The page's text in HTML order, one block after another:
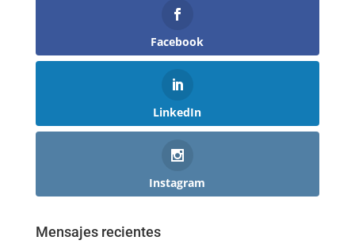
Facebook
LinkedIn
Instagram
Mensajes recientes